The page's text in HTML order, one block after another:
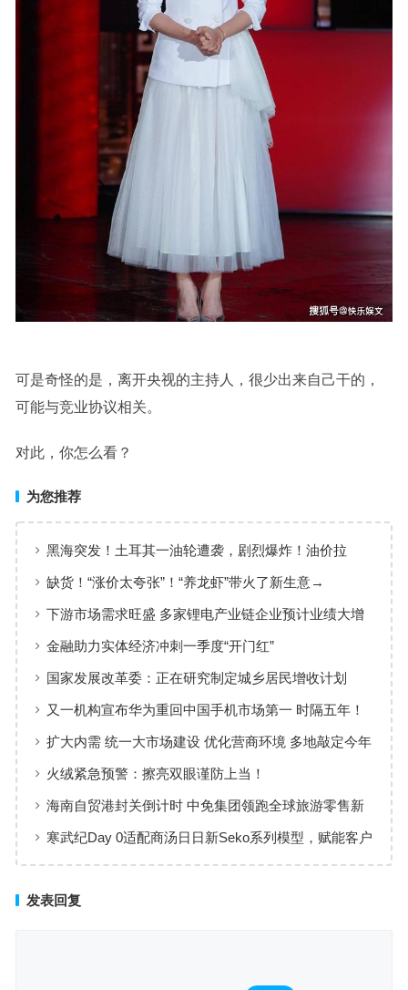
可是奇怪的是，离开央视的主持人，很少出来自己干的，
可能与竞业协议相关。
对此，你怎么看？
为您推荐
黑海突发！土耳其一油轮遭袭，剧烈爆炸！油价拉
升，亚太市场集体调整
缺货！“涨价太夸张”！“养龙虾”带火了新生意→
下游市场需求旺盛 多家锂电产业链企业预计业绩大增
金融助力实体经济冲刺一季度“开门红”
国家发展改革委：正在研究制定城乡居民增收计划
又一机构宣布华为重回中国手机市场第一 时隔五年！
扩大内需 统一大市场建设 优化营商环境 多地敲定今年
发展改革工作重点
火绒紧急预警：擦亮双眼谨防上当！
海南自贸港封关倒计时 中免集团领跑全球旅游零售新
格局
寒武纪Day 0适配商汤日日新Seko系列模型，赋能客户
发表回复